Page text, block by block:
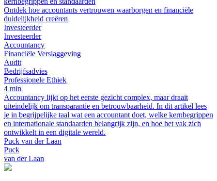
Ontdek hoe accountants vertrouwen waarborgen en financiële
duidelijkheid creëren
Investeerder
Investeerder
Accountancy
Financiële Verslaggeving
Audit
Bedrijfsadvies
Professionele Ethiek
4 min
Accountancy lijkt op het eerste gezicht complex, maar draait
uiteindelijk om transparantie en betrouwbaarheid. In dit artikel lees
je in begrijpelijke taal wat een accountant doet, welke kernbegrippen
en internationale standaarden belangrijk zijn, en hoe het vak zich
ontwikkelt in een digitale wereld.
Puck van der Laan
Puck
van der Laan